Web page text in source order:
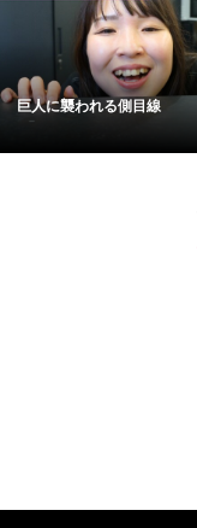
巨人に襲われる側目線